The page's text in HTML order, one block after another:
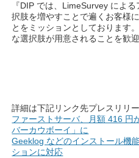
『DIP では、LimeSurvey によ
択肢を増やすことで遍くお客様
とをミッションとしております
な選択肢が用意されることを歓
詳細は下記リンク先プレスリリ
ファーストサーバ、月額 416 円
バーカウボーイ」に
Geeklog などのインストール機
ションに対応